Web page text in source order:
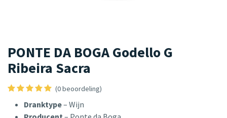
PONTE DA BOGA Godello G
Ribeira Sacra
(0 beoordeling)
Dranktype– Wijn